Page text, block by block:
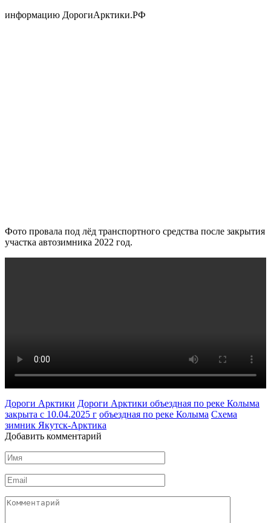
информацию ДорогиАрктики.РФ
Фото провала под лёд транспортного средства после закрытия
участка автозимника 2022 год.
Дороги Арктики Дороги Арктики объездная по реке Колыма
закрыта с 10.04.2025 г объездная по реке Колыма Схема
зимник Якутск-Арктика
Добавить комментарий
Имя
*
Email
*
Комментарий